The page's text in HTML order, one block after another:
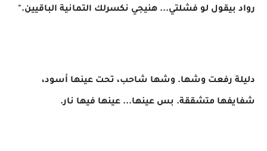
رواد بيقول لو فشلتي... هنيجي نكسرلك التمانية الباقيين."
دليلة رفعت وشها. وشها شاحب، تحت عينها أسود،
شفايفها متشققة. بس عينها... عينها فيها نار.